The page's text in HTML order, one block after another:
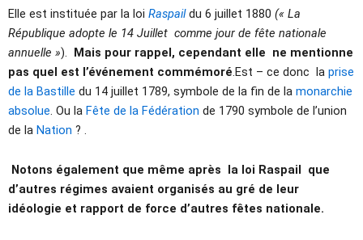
Elle est instituée par la loi Raspaildu 6 juillet 1880 (« La
République adopte le 14 Juillet comme jour de fête nationale
annuelle »). Mais pour rappel, cependant elle ne mentionne
pas quel est l’événement commémoré .Est – ce donc la prise
de la Bastille du 14 juillet 1789, symbole de la fin de la monarchie
absolue . Ou la Fête de la Fédération de 1790 symbole de l’union
de la Nation ? .
Notons également que même après la loi Raspail que
d’autres régimes avaient organisés au gré de leur
idéologie et rapport de force d’autres fêtes nationale.